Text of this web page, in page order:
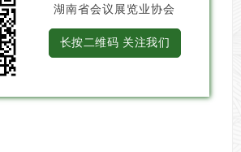
湖南省会议展览业协会
长按二维码 关注我们